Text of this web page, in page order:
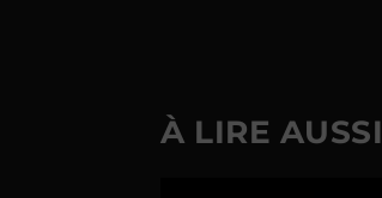
À LIRE AUSSI